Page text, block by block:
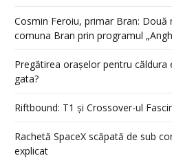
Cosmin Feroiu, primar Bran: Două
comuna Bran prin programul
Pregătirea orașelor pentru
gata?
Riftbound: T1 și Crossover-ul
Rachetă SpaceX scăpată de sub
explicat